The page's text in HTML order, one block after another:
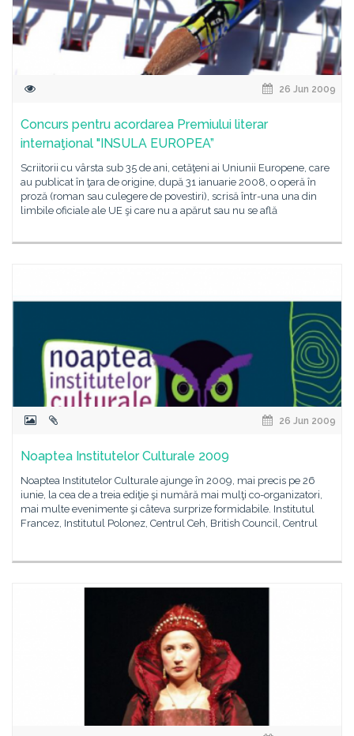
26 Jun 2009
Concurs pentru acordarea Premiului literar
internaţional "INSULA EUROPEA”
Scriitorii cu vârsta sub 35 de ani, cetăţeni ai Uniunii Europene, care
au publicat în ţara de origine, după 31 ianuarie 2008, o operă în
proză (roman sau culegere de povestiri), scrisă într-una una din
limbile oficiale ale UE şi care nu a apărut sau nu se află
26 Jun 2009
Noaptea Institutelor Culturale 2009
Noaptea Institutelor Culturale ajunge în 2009, mai precis pe 26
iunie, la cea de a treia ediţie şi numără mai mulţi co-organizatori,
mai multe evenimente şi câteva surprize formidabile. Institutul
Francez, Institutul Polonez, Centrul Ceh, British Council, Centrul